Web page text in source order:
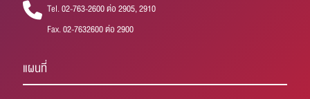
Tel. 02-763-2600 ต่อ 2905, 2910
Fax. 02-7632600 ต่อ 2900
แผนที่